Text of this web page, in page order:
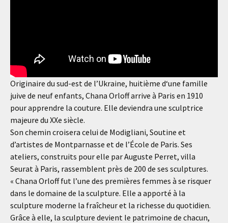
Originaire du sud-est de l’Ukraine, huitième d‘une famille
juive de neuf enfants, Chana Orloff arrive à Paris en 1910
pour apprendre la couture. Elle deviendra une sculptrice
majeure du XXe siècle.
Son chemin croisera celui de Modigliani, Soutine et
d’artistes de Montparnasse et de l’École de Paris. Ses
ateliers, construits pour elle par Auguste Perret, villa
Seurat à Paris, rassemblent près de 200 de ses sculptures.
« Chana Orloff fut l’une des premières femmes à se risquer
dans le domaine de la sculpture. Elle a apporté à la
sculpture moderne la fraîcheur et la richesse du quotidien.
Grâce à elle, la sculpture devient le patrimoine de chacun,